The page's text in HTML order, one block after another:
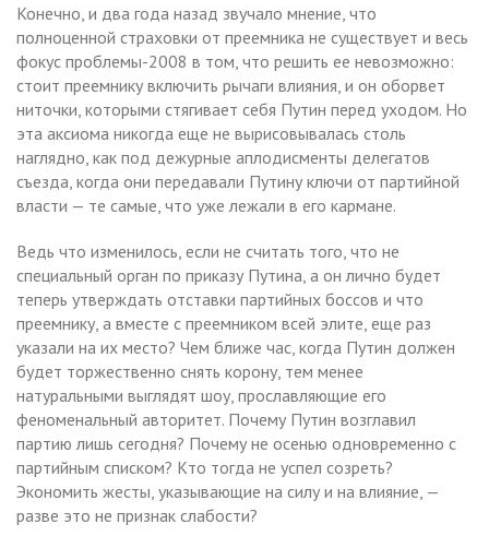
Конечно, и два года назад звучало мнение, что
полноценной страховки от преемника не существует и весь
фокус проблемы-2008 в том, что решить ее невозможно:
стоит преемнику включить рычаги влияния, и он оборвет
ниточки, которыми стягивает себя Путин перед уходом. Но
эта аксиома никогда еще не вырисовывалась столь
наглядно, как под дежурные аплодисменты делегатов
съезда, когда они передавали Путину ключи от партийной
власти — те самые, что уже лежали в его кармане.
Ведь что изменилось, если не считать того, что не
специальный орган по приказу Путина, а он лично будет
теперь утверждать отставки партийных боссов и что
преемнику, а вместе с преемником всей элите, еще раз
указали на их место? Чем ближе час, когда Путин должен
будет торжественно снять корону, тем менее
натуральными выглядят шоу, прославляющие его
феноменальный авторитет. Почему Путин возглавил
партию лишь сегодня? Почему не осенью одновременно с
партийным списком? Кто тогда не успел созреть?
Экономить жесты, указывающие на силу и на влияние, —
разве это не признак слабости?